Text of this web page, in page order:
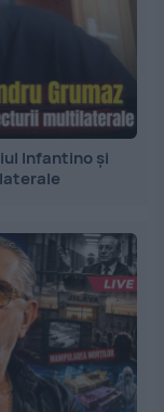
Infantino și